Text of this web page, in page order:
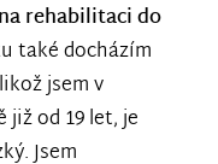
rehabilitaci do
také docházím
jsem v
od 19 let, je
Jsem